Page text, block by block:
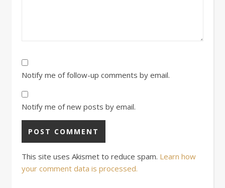
Notify me of follow-up comments by email.
Notify me of new posts by email.
This site uses Akismet to reduce spam. Learn how
your comment data is processed.